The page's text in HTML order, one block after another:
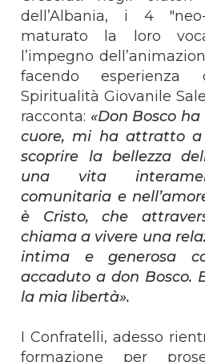
dell’Albania, i 4
maturato la loro
l’impegno
facendo esperienza
Spiritualità Giovanile
racconta: «Don Bosco
cuore, mi ha attratto
scoprire la bellezza
una vita
comunitaria e
è Cristo, che
chiama a vivere una
intima e generosa
accaduto a don Bosco.
la mia libertà».
I Confratelli, adesso
formazione per